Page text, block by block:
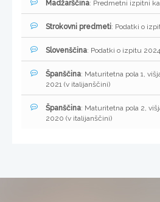
Madžarščina: Predmetni izpitni
Strokovni predmeti: Podatki o
Slovenščina: Podatki o izpitu 2024
Španščina: Maturitetna pola 1,
2021 (v italijanščini)
Španščina: Maturitetna pola 2,
2020 (v italijanščini)